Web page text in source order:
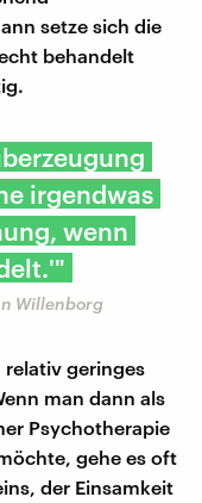
setze sich die
behandelt
irgendwas
wenn
Willenborg
geringes
man dann als
Psychotherapie
gehe es oft
der Einsamkeit